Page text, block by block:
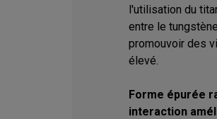
l'utilisation du
entre le
promouvoir des
élevé.
Forme épurée
interaction